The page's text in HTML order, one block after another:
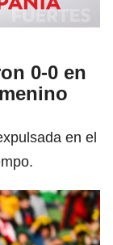
0-0 en
en el